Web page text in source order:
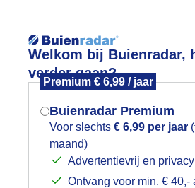
Welkom bij Buienradar,
verder gaan?
Premium € 6,99 / jaar
Buienradar Premium
Voor slechts € 6,99 per jaar
maand)
Advertentievrij en
Ontvang voor min. € 40,-
Foto en video
Mogen we je locatie
het weer?